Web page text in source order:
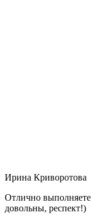
Ирина Криворотова
Отлично выполняете
довольны, респект!)